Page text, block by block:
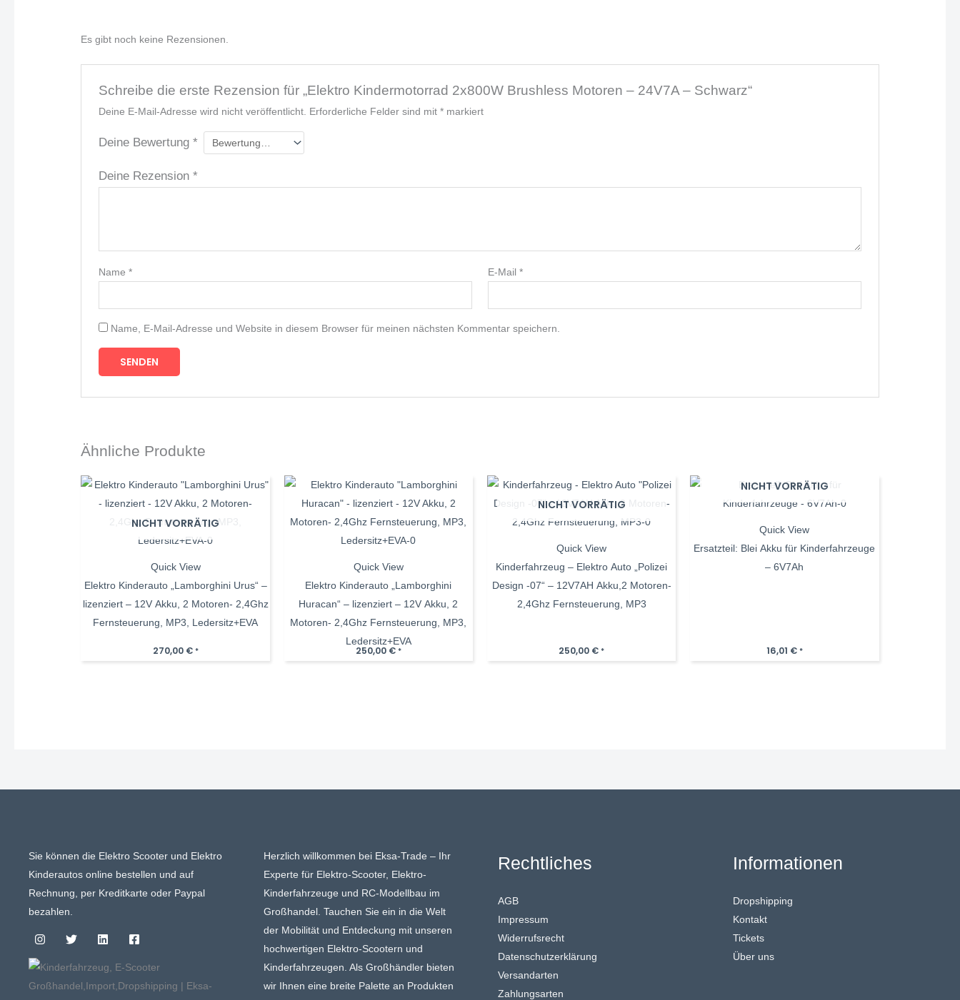
Es gibt noch keine Rezensionen.
Schreibe die erste Rezension für „Elektro Kindermotorrad 2x800W Brushless Motoren – 24V7A – Schwarz“
Deine E-Mail-Adresse wird nicht veröffentlicht. Erforderliche Felder sind mit *markiert
Deine Bewertung *
Deine Rezension *
Name * E-Mail *
Name, E-Mail-Adresse und Website in diesem Browser für meinen nächsten Kommentar speichern.
Ähnliche Produkte
NICHT VORRÄTIG
Quick View
Elektro Kinderauto „Lamborghini Urus“ –
lizenziert – 12V Akku, 2 Motoren- 2,4Ghz
Fernsteuerung, MP3, Ledersitz+EVA
270,00 € *
Quick View
Elektro Kinderauto „Lamborghini
Huracan“ – lizenziert – 12V Akku, 2
Motoren- 2,4Ghz Fernsteuerung, MP3,
Ledersitz+EVA
250,00 € *
NICHT VORRÄTIG
Quick View
Kinderfahrzeug – Elektro Auto „Polizei
Design -07“ – 12V7AH Akku,2 Motoren-
2,4Ghz Fernsteuerung, MP3
250,00 € *
NICHT VORRÄTIG
Quick View
Ersatzteil: Blei Akku für Kinderfahrzeuge
– 6V7Ah
16,01 € *
Sie können die Elektro Scooter und Elektro
Kinderautos online bestellen und auf
Rechnung, per Kreditkarte oder Paypal
bezahlen.
Herzlich willkommen bei Eksa-Trade – Ihr
Experte für Elektro-Scooter, Elektro-
Kinderfahrzeuge und RC-Modellbau im
Großhandel. Tauchen Sie ein in die Welt
der Mobilität und Entdeckung mit unseren
hochwertigen Elektro-Scootern und
Kinderfahrzeugen. Als Großhändler bieten
wir Ihnen eine breite Palette an Produkten
Rechtliches
AGB
Impressum
Widerrufsrecht
Datenschutzerklärung
Versandarten
Zahlungsarten
Informationen
Dropshipping
Kontakt
Tickets
Über uns